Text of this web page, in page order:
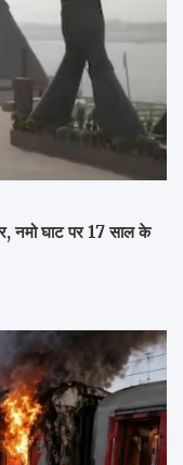
नमो घाट पर 17 साल के